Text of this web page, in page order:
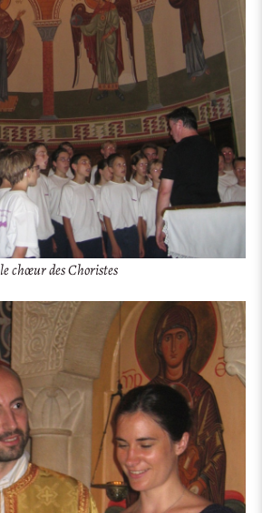
le chœur des Choristes